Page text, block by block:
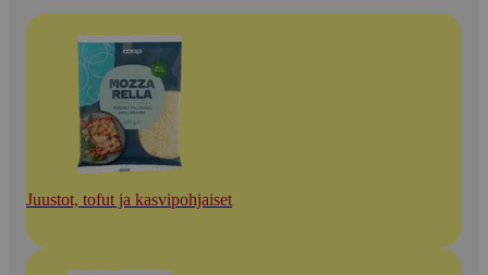
Juustot, tofut ja kasvipohjaiset